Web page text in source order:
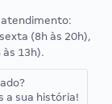
(8h às 20h),
às 13h).
a sua história!